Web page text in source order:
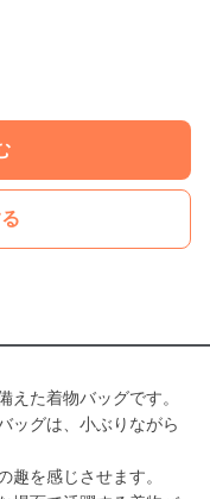
えた着物バッグです。
ッグは、小ぶりながら
趣を感じさせます。